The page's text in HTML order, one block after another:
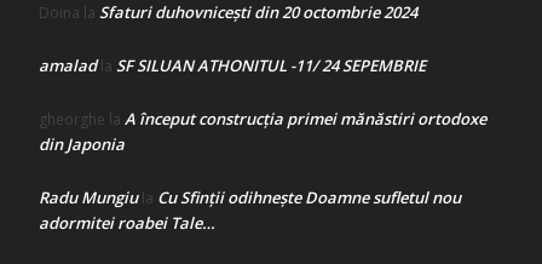
Doina la Sfaturi duhovnicești din 20 octombrie 2024
amaladla SF SILUAN ATHONITUL -11/ 24 SEPEMBRIE
gheorghe la A început construcţia primei mănăstiri ortodoxe
din Japonia
Radu Mungiula Cu Sfinții odihnește Doamne sufletul nou
adormitei roabei Tale…